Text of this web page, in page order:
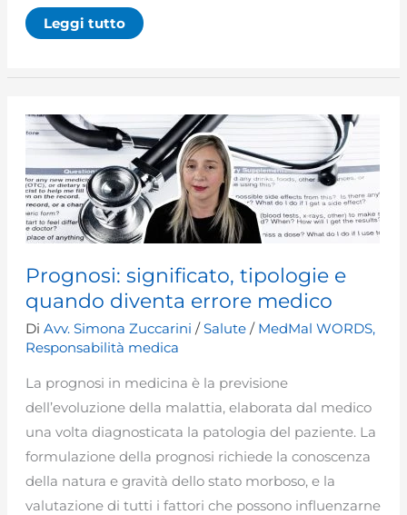
La
diagnosi
Leggi tutto
Prognosi: significato, tipologie e
quando diventa errore medico
DiAvv. Simona Zuccarini/Salute / MedMal WORDS,
Responsabilità medica
La prognosi in medicina è la previsione
dell’evoluzione della malattia, elaborata dal medico
una volta diagnosticata la patologia del paziente. La
formulazione della prognosi richiede la conoscenza
della natura e gravità dello stato morboso, e la
valutazione di tutti i fattori che possono influenzarne